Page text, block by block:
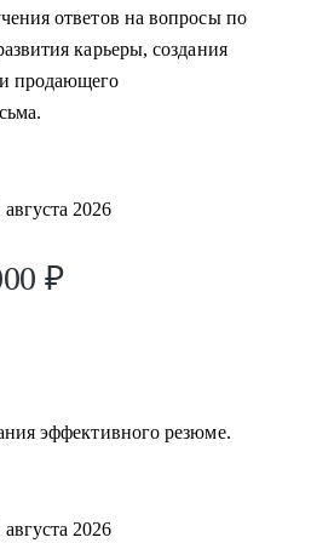
и план перехода в IT из
навыков можно
текущий опыт как в резюме, так
его трендах.
Тестирование, Техническая
системное администрирование,
ответов на вопросы по
карьеры, создания
продающего
августа 2026
₽
эффективного резюме.
августа 2026